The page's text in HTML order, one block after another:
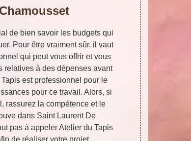
de bien savoir les budgets qui
Pour être vraiment sûr, il vaut
qui peut vous offrir et vous
relatives à des dépenses avant
est professionnel pour le
pour ce travail. Alors, si
rassurez la compétence et le
dans Saint Laurent De
pas à appeler Atelier du Tapis
de réaliser votre projet.